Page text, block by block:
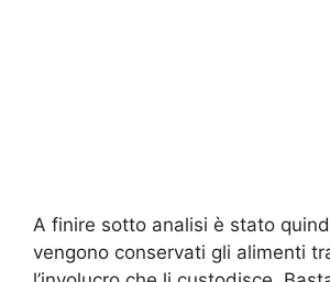
A finire sotto analisi è stato
vengono conservati gli alimenti